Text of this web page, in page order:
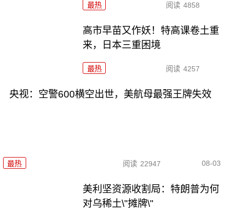
最热 阅读 4858
高市早苗又作妖！特高课卷土重
来，日本三重困境
最热 阅读 4257
央视：空警600横空出世，美航母最强王牌失效
最热 阅读 22947 08-03
美利坚资源收割局：特朗普为何
对乌稀土\"摊牌\"